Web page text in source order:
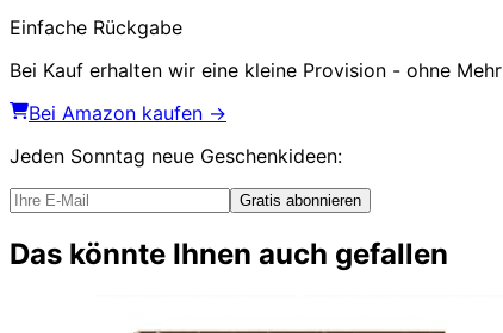
Einfache Rückgabe
Bei Kauf erhalten wir eine kleine Provision - ohne
Bei Amazon kaufen →
Jeden Sonntag neue Geschenkideen:
Gratis abonnieren
Das könnte Ihnen auch gefallen